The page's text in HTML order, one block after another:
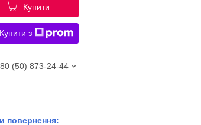
Купити
Купити з
(50) 873-24-44